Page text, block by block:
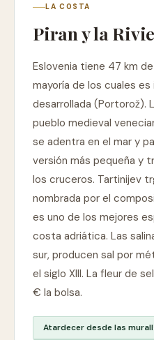
LA COSTA
Piran y la
Eslovenia tiene 47 km
mayoría de los cuales
desarrollada (Portorož).
pueblo medieval
se adentra en el mar y
versión más pequeña y
los cruceros. Tartinijev
nombrada por el
es uno de los mejores
costa adriática. Las
sur, producen sal por
el siglo XIII. La fleur de
€ la bolsa.
Atardecer desde las